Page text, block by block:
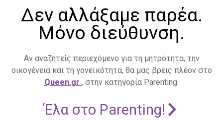
Δεν αλλάξαμε παρέα.
Μόνο διεύθυνση.
Αν αναζητείς περιεχόμενο για τη μητρότητα, την
οικογένεια και τη γονεϊκότητα, θα μας βρεις πλέον στο
Queen.gr , στην κατηγορία Parenting.
Έλα στο Parenting!